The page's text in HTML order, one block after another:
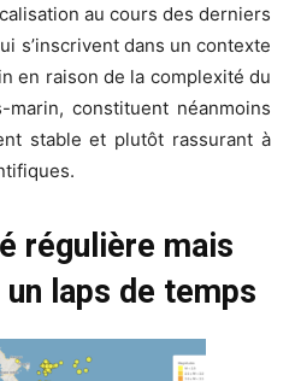
au cours des derniers
s’inscrivent dans un contexte
en raison de la complexité du
marin, constituent néanmoins
stable et plutôt rassurant à
régulière mais
laps de temps